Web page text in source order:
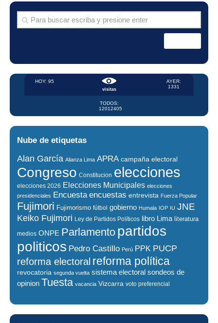
visitas
HOY: 95
AYER:
1331
TODOS:
12012405
Nube de etiquetas
Alan García Alianza Lima APRA campaña electoral
Congreso Constitucion elecciones
elecciones 2026 Elecciones Municipales elecciones
presidenciales
Encuesta encuestas entrevista Fuerza Popular
Fujimori Fujimorismo fútbol gobierno Humala IOP IU JNE
Keiko Fujimori Ley de Partidos Políticos libro Lima literatura
medios ONPE Parlamento partidos
politicos Pedro Castillo Perú PPK PUCP
reforma electoral reforma política
revocatoria segunda vuelta sistema electoral sondeos de
opinion Tuesta vacancia Vizcarra voto preferencial